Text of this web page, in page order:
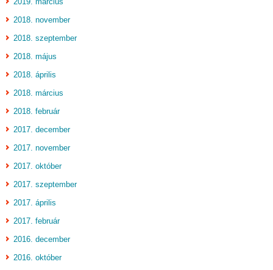
2018. november
2018. szeptember
2018. május
2018. április
2018. március
2018. február
2017. december
2017. november
2017. október
2017. szeptember
2017. április
2017. február
2016. december
2016. október